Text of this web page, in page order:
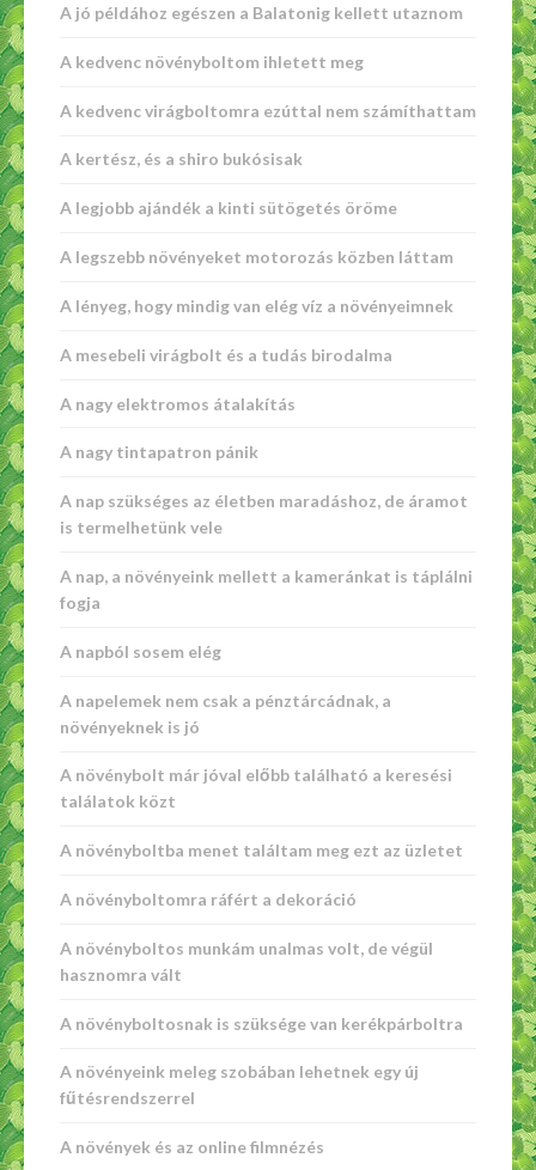
A jó példához egészen a Balatonig kellett utaznom
A kedvenc növényboltom ihletett meg
A kedvenc virágboltomra ezúttal nem számíthattam
A kertész, és a shiro bukósisak
A legjobb ajándék a kinti sütögetés öröme
A legszebb növényeket motorozás közben láttam
A lényeg, hogy mindig van elég víz a növényeimnek
A mesebeli virágbolt és a tudás birodalma
A nagy elektromos átalakítás
A nagy tintapatron pánik
A nap szükséges az életben maradáshoz, de áramot
is termelhetünk vele
A nap, a növényeink mellett a kameránkat is táplálni
fogja
A napból sosem elég
A napelemek nem csak a pénztárcádnak, a
növényeknek is jó
A növénybolt már jóval előbb található a keresési
találatok közt
A növényboltba menet találtam meg ezt az üzletet
A növényboltomra ráfért a dekoráció
A növényboltos munkám unalmas volt, de végül
hasznomra vált
A növényboltosnak is szüksége van kerékpárboltra
A növényeink meleg szobában lehetnek egy új
fűtésrendszerrel
A növények és az online filmnézés